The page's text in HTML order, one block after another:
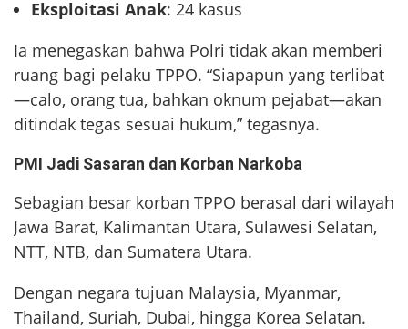
Eksploitasi Anak: 24 kasus
Ia menegaskan bahwa Polri tidak akan memberi
ruang bagi pelaku TPPO. “Siapapun yang terlibat
—calo, orang tua, bahkan oknum pejabat—akan
ditindak tegas sesuai hukum,” tegasnya.
PMI Jadi Sasaran dan Korban Narkoba
Sebagian besar korban TPPO berasal dari wilayah
Jawa Barat, Kalimantan Utara, Sulawesi Selatan,
NTT, NTB, dan Sumatera Utara.
Dengan negara tujuan Malaysia, Myanmar,
Thailand, Suriah, Dubai, hingga Korea Selatan.